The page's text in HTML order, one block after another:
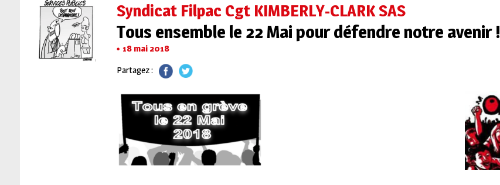
Syndicat Filpac Cgt KIMBERLY-CLARK SAS
Tous ensemble le 22 Mai pour défendre notre avenir !
18 mai 2018
Partagez :